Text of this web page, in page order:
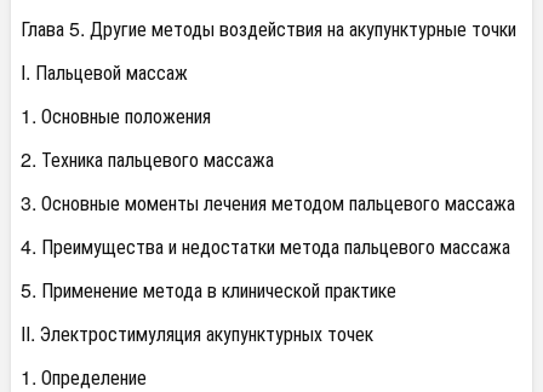
Глава 5. Другие методы воздействия на акупунктурные точки
I. Пальцевой массаж
1. Основные положения
2. Техника пальцевого массажа
3. Основные моменты лечения методом пальцевого массажа
4. Преимущества и недостатки метода пальцевого массажа
5. Применение метода в клинической практике
II. Электростимуляция акупунктурных точек
1. Определение